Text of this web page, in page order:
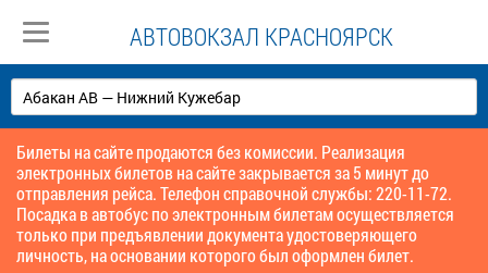
АВТОВОКЗАЛ КРАСНОЯРСК
Билеты на сайте продаются без комиссии. Реализация
электронных билетов на сайте закрывается за 5 минут до
отправления рейса. Телефон справочной службы: 220-11-72.
Посадка в автобус по электронным билетам осуществляется
только при предъявлении документа удостоверяющего
личность, на основании которого был оформлен билет.